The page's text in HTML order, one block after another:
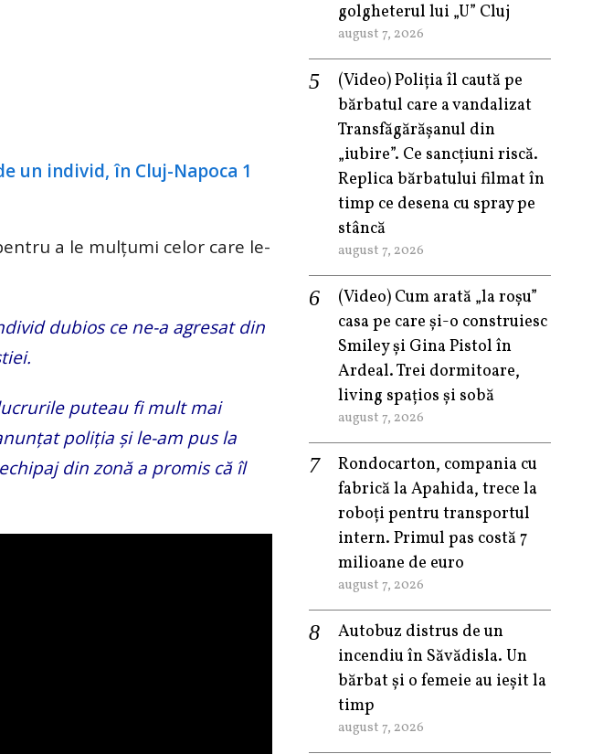
a le mulțumi celor care le-
dubios ce ne-a agresat din
puteau fi mult mai
poliția și le-am pus la
din zonă a promis că îl
golgheterul lui „U” Cluj
august 7, 2026
(Video) Poliția îl caută pe
bărbatul care a vandalizat
Transfăgărășanul din
„iubire”. Ce sancțiuni riscă.
Replica bărbatului filmat în
timp ce desena cu spray pe
stâncă
august 7, 2026
(Video) Cum arată „la roşu”
casa pe care şi-o construiesc
Smiley şi Gina Pistol în
Ardeal. Trei dormitoare,
living spațios și sobă
august 7, 2026
Rondocarton, compania cu
fabrică la Apahida, trece la
roboți pentru transportul
intern. Primul pas costă 7
milioane de euro
august 7, 2026
Autobuz distrus de un
incendiu în Săvădisla. Un
bărbat și o femeie au ieșit la
timp
august 7, 2026